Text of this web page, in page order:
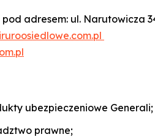
adresem: ul. Narutowicza
ubezpieczeniowe Generali;
prawne;